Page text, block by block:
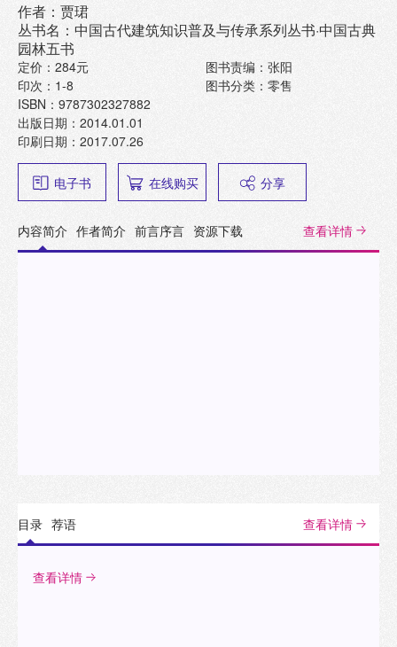
作者：贾珺
丛书名：中国古代建筑知识普及与传承系列丛书·中国古典
园林五书
定价：284元
印次：1-8
ISBN：9787302327882
出版日期：2014.01.01
印刷日期：2017.07.26
图书责编：张阳
图书分类：零售
电子书 在线购买 分享
内容简介 作者简介 前言序言 资源下载 查看详情
目录 荐语 查看详情
查看详情